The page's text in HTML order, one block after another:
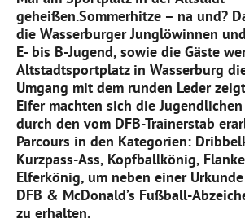
geheißen.Sommerhitze – na und?
die Wasserburger Junglöwinnen
E- bis B-Jugend, sowie die Gäste
Altstadtsportplatz in Wasserburg
Umgang mit dem runden Leder
Eifer machten sich die
durch den vom DFB-Trainerstab
Parcours in den Kategorien:
Kurzpass-Ass, Kopfballkönig,
Elferkönig, um neben einer
DFB & McDonald’s Fußball-
zu erhalten.